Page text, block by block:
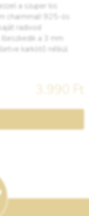
a szuper kis
charmmal! 925-ös
radixod
a 3 mm
karkötő nélkül
3.990 Ft